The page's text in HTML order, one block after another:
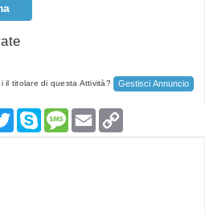
il titolare di questa Attività? Gestisci Annuncio
TwitterSkypeMessage
Email